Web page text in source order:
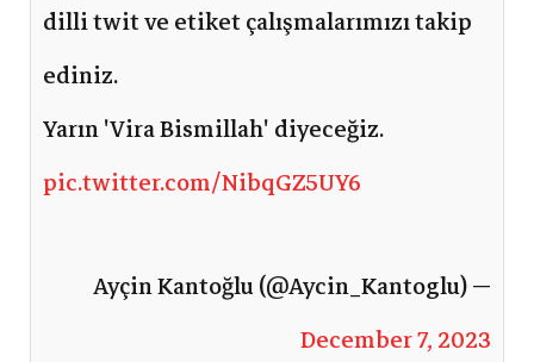
dilli twit ve etiket çalışmalarımızı takip
ediniz.
Yarın 'Vira Bismillah' diyeceğiz.
pic.twitter.com/NibqGZ5UY6
— Ayçin Kantoğlu (@Aycin_Kantoglu)
December 7, 2023